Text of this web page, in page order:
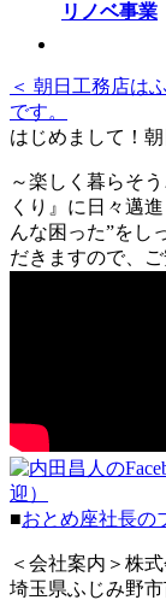
＜ 朝日工務店は
です。
はじめまして！朝
～楽しく暮らそ
くり』に日々邁
んな困った”をし
だきますので、
迎）
■おとめ座社長の
＜会社案内＞株
埼玉県ふじみ野市